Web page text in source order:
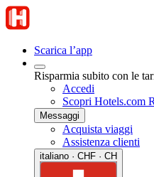
Scarica l’app
Risparmia subito con le
Accedi
Scopri Hotels.com
Messaggi
Acquista viaggi
Assistenza clienti
italiano · CHF · CH